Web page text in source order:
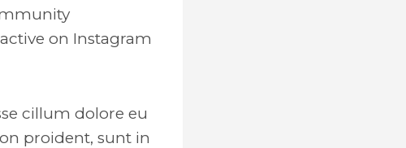
on Instagram
cillum dolore eu
proident, sunt in